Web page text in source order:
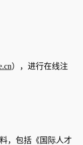
）
，进行在线注
，包括《国际人才